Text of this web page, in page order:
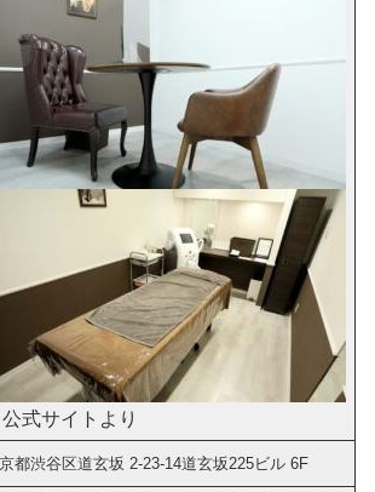
式サイトより
都渋谷区道玄坂 2-23-14道玄坂225ビル 6F